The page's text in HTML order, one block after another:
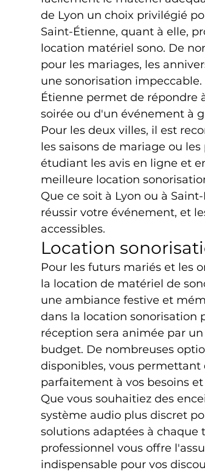
de Lyon un choix privilégié
Saint-Étienne, quant à elle,
location matériel sono. De
pour les mariages, les
une sonorisation
Étienne permet de répondre
soirée ou d'un événement à
Pour les deux villes, il est
les saisons de mariage ou
étudiant les avis en ligne et
meilleure location
Que ce soit à Lyon ou à
réussir votre événement, et
accessibles.
Location
Pour les futurs mariés et les
la location de matériel de
une ambiance festive et
dans la location sonorisation
réception sera animée par
budget. De nombreuses
disponibles, vous
parfaitement à vos besoins
Que vous souhaitiez des
système audio plus discret
solutions adaptées à
professionnel vous offre
indispensable pour vos